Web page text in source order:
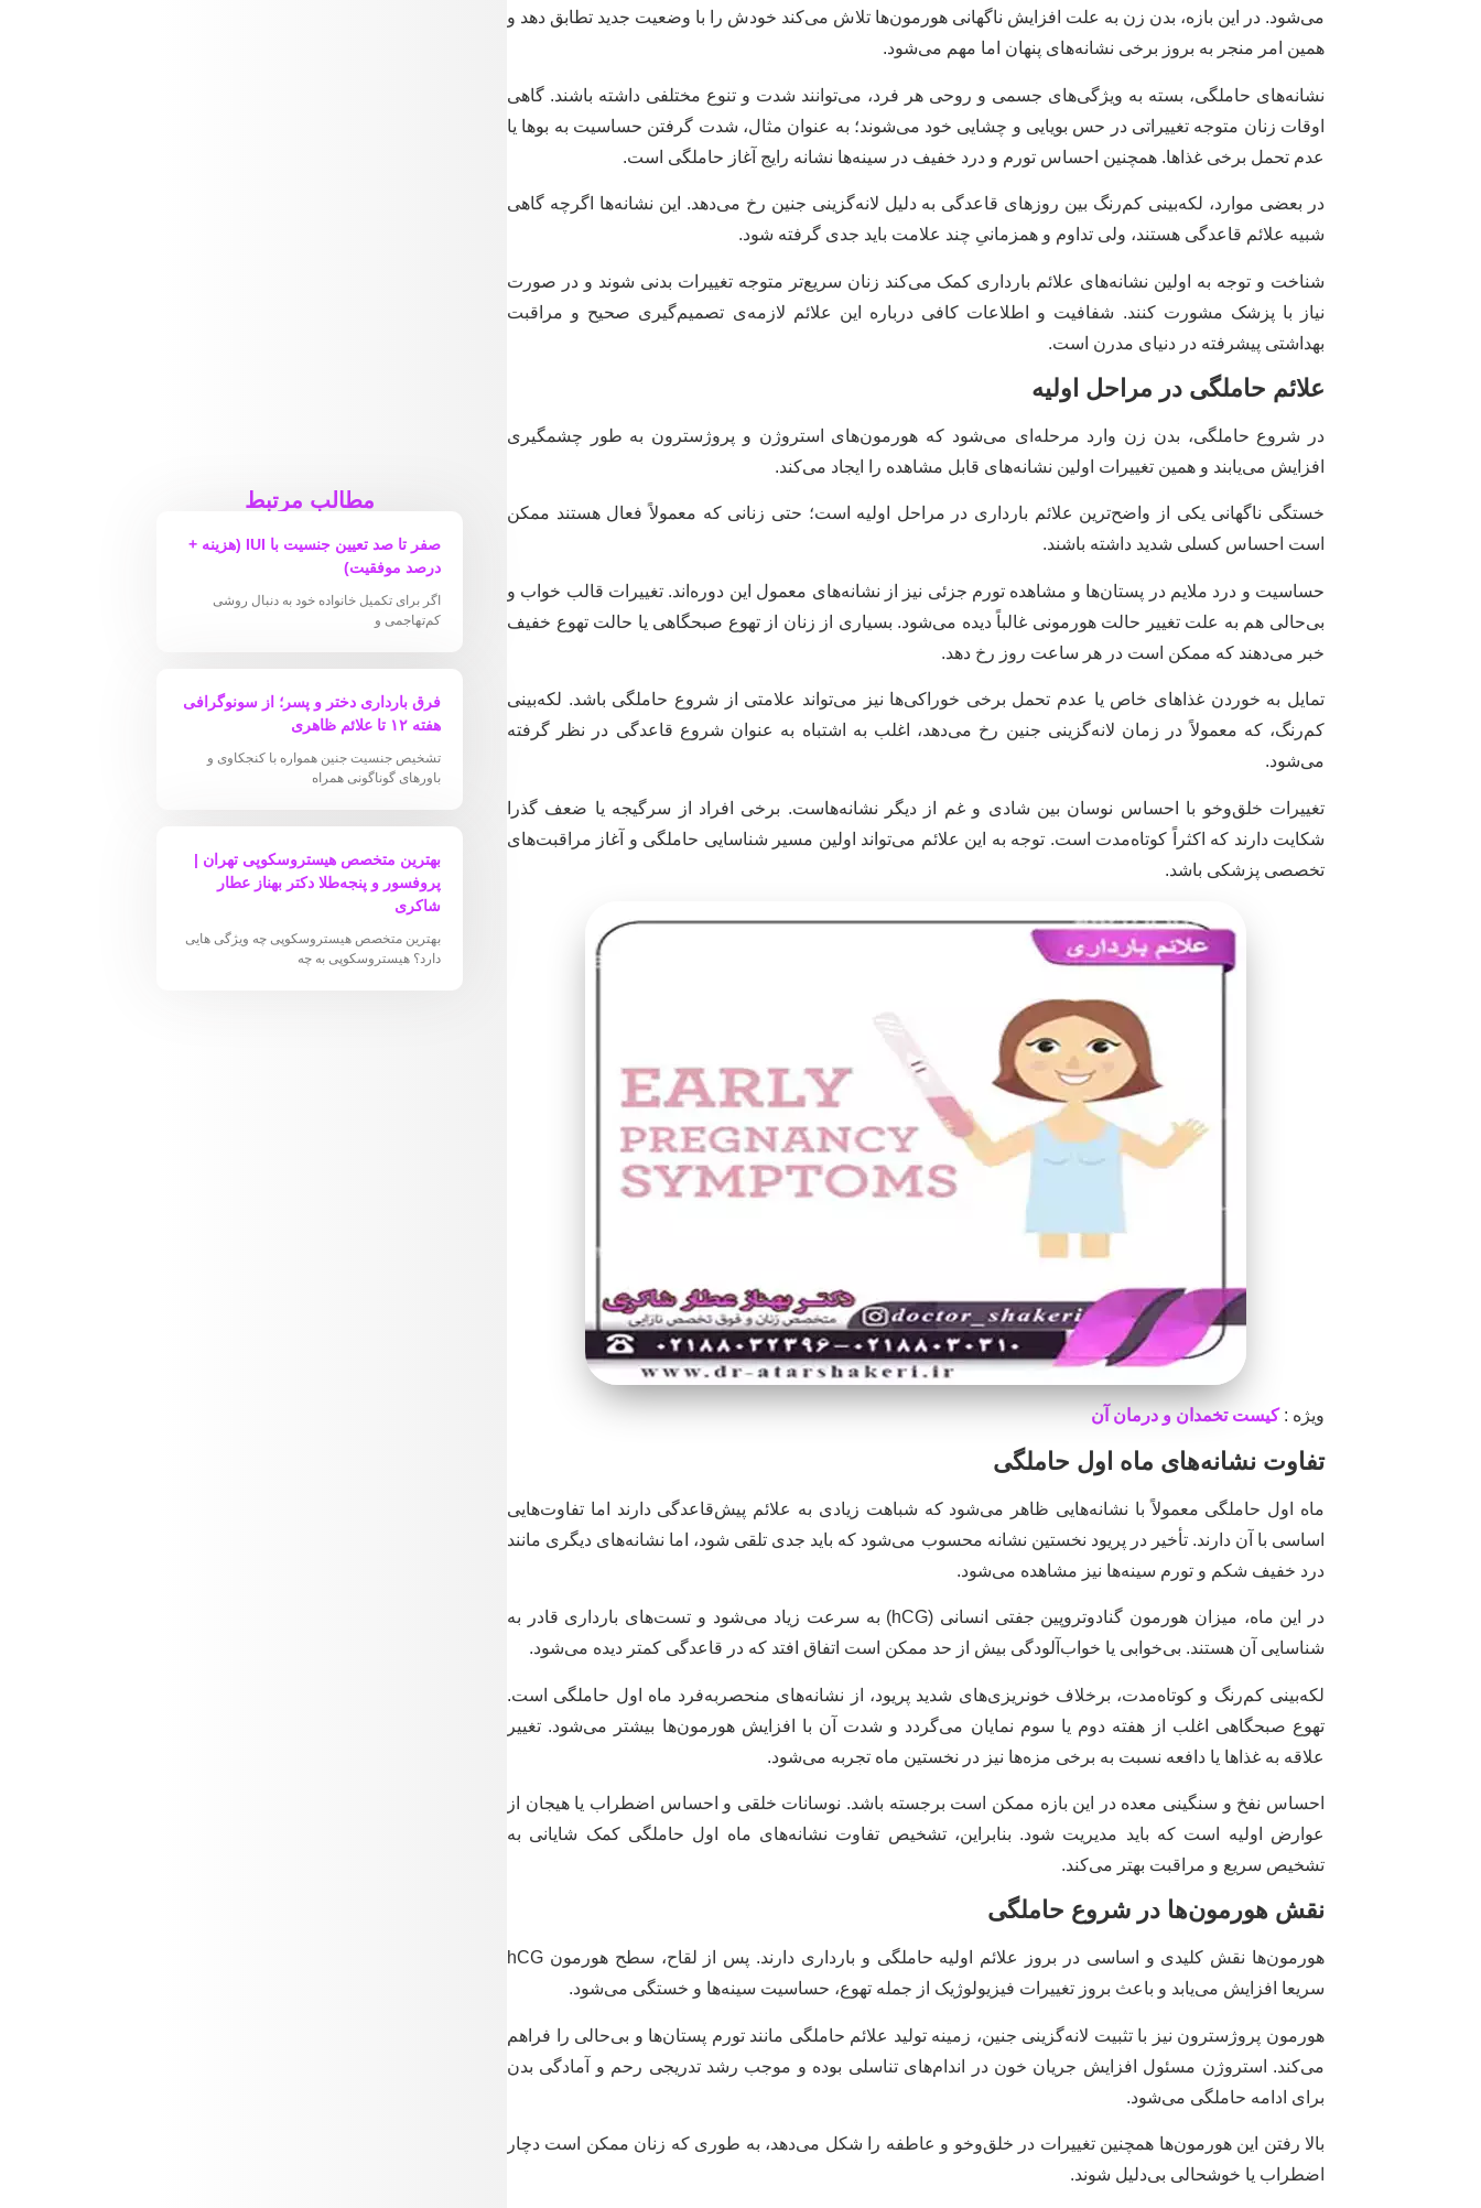
می‌شود. در این بازه، بدن زن به علت افزایش ناگهانی هورمون‌ها تلاش می‌کند خودش را با وضعیت جدید تطابق دهد و
همین امر منجر به بروز برخی نشانه‌های پنهان اما مهم می‌شود.
نشانه‌های حاملگی، بسته به ویژگی‌های جسمی و روحی هر فرد، می‌توانند شدت و تنوع مختلفی داشته باشند. گاهی
اوقات زنان متوجه تغییراتی در حس بویایی و چشایی خود می‌شوند؛ به عنوان مثال، شدت گرفتن حساسیت به بوها یا
عدم تحمل برخی غذاها. همچنین احساس تورم و درد خفیف در سینه‌ها نشانه رایج آغاز حاملگی است.
در بعضی موارد، لکه‌بینی کم‌رنگ بین روزهای قاعدگی به دلیل لانه‌گزینی جنین رخ می‌دهد. این نشانه‌ها اگرچه گاهی
شبیه علائم قاعدگی هستند، ولی تداوم و همزمانیِ چند علامت باید جدی گرفته شود.
شناخت و توجه به اولین نشانه‌های علائم بارداری کمک می‌کند زنان سریع‌تر متوجه تغییرات بدنی شوند و در صورت
نیاز با پزشک مشورت کنند. شفافیت و اطلاعات کافی درباره این علائم لازمه‌ی تصمیم‌گیری صحیح و مراقبت
بهداشتی پیشرفته در دنیای مدرن است.
علائم حاملگی در مراحل اولیه
در شروع حاملگی، بدن زن وارد مرحله‌ای می‌شود که هورمون‌های استروژن و پروژسترون به طور چشمگیری
افزایش می‌یابند و همین تغییرات اولین نشانه‌های قابل مشاهده را ایجاد می‌کند.
خستگی ناگهانی یکی از واضح‌ترین علائم بارداری در مراحل اولیه است؛ حتی زنانی که معمولاً فعال هستند ممکن
است احساس کسلی شدید داشته باشند.
حساسیت و درد ملایم در پستان‌ها و مشاهده تورم جزئی نیز از نشانه‌های معمول این دوره‌اند. تغییرات قالب خواب و
بی‌حالی هم به علت تغییر حالت هورمونی غالباً دیده می‌شود. بسیاری از زنان از تهوع صبحگاهی یا حالت تهوع خفیف
خبر می‌دهند که ممکن است در هر ساعت روز رخ دهد.
تمایل به خوردن غذاهای خاص یا عدم تحمل برخی خوراکی‌ها نیز می‌تواند علامتی از شروع حاملگی باشد. لکه‌بینی
کم‌رنگ، که معمولاً در زمان لانه‌گزینی جنین رخ می‌دهد، اغلب به اشتباه به عنوان شروع قاعدگی در نظر گرفته
می‌شود.
تغییرات خلق‌وخو با احساس نوسان بین شادی و غم از دیگر نشانه‌هاست. برخی افراد از سرگیجه یا ضعف گذرا
شکایت دارند که اکثراً کوتاه‌مدت است. توجه به این علائم می‌تواند اولین مسیر شناسایی حاملگی و آغاز مراقبت‌های
تخصصی پزشکی باشد.
ویژه :کیست تخمدان و درمان آن
تفاوت نشانه‌های ماه اول حاملگی
ماه اول حاملگی معمولاً با نشانه‌هایی ظاهر می‌شود که شباهت زیادی به علائم پیش‌قاعدگی دارند اما تفاوت‌هایی
اساسی با آن دارند. تأخیر در پریود نخستین نشانه محسوب می‌شود که باید جدی تلقی شود، اما نشانه‌های دیگری مانند
درد خفیف شکم و تورم سینه‌ها نیز مشاهده می‌شود.
در این ماه، میزان هورمون گنادوتروپین جفتی انسانی (hCG) به سرعت زیاد می‌شود و تست‌های بارداری قادر به
شناسایی آن هستند. بی‌خوابی یا خواب‌آلودگی بیش از حد ممکن است اتفاق افتد که در قاعدگی کمتر دیده می‌شود.
لکه‌بینی کم‌رنگ و کوتاه‌مدت، برخلاف خونریزی‌های شدید پریود، از نشانه‌های منحصر‌به‌فرد ماه اول حاملگی است.
تهوع صبحگاهی اغلب از هفته دوم یا سوم نمایان می‌گردد و شدت آن با افزایش هورمون‌ها بیشتر می‌شود. تغییر
علاقه به غذاها یا دافعه نسبت به برخی مزه‌ها نیز در نخستین ماه تجربه می‌شود.
احساس نفخ و سنگینی معده در این بازه ممکن است برجسته باشد. نوسانات خلقی و احساس اضطراب یا هیجان از
عوارض اولیه است که باید مدیریت شود. بنابراین، تشخیص تفاوت نشانه‌های ماه اول حاملگی کمک شایانی به
تشخیص سریع و مراقبت بهتر می‌کند.
نقش هورمون‌ها در شروع حاملگی
هورمون‌ها نقش کلیدی و اساسی در بروز علائم اولیه حاملگی و بارداری دارند. پس از لقاح، سطح هورمون hCG
سریعا افزایش می‌یابد و باعث بروز تغییرات فیزیولوژیک از جمله تهوع، حساسیت سینه‌ها و خستگی می‌شود.
هورمون پروژسترون نیز با تثبیت لانه‌گزینی جنین، زمینه تولید علائم حاملگی مانند تورم پستان‌ها و بی‌حالی را فراهم
می‌کند. استروژن مسئول افزایش جریان خون در اندام‌های تناسلی بوده و موجب رشد تدریجی رحم و آمادگی بدن
برای ادامه حاملگی می‌شود.
بالا رفتن این هورمون‌ها همچنین تغییرات در خلق‌وخو و عاطفه را شکل می‌دهد، به طوری که زنان ممکن است دچار
اضطراب یا خوشحالی بی‌دلیل شوند.
مطالب مرتبط
صفر تا صد تعیین جنسیت با IUI (هزینه +
درصد موفقیت)
اگر برای تکمیل خانواده خود به دنبال روشی
کم‌تهاجمی و
فرق بارداری دختر و پسر؛ از سونوگرافی
هفته ۱۲ تا علائم ظاهری
تشخیص جنسیت جنین همواره با کنجکاوی و
باورهای گوناگونی همراه
بهترین متخصص هیستروسکوپی تهران |
پروفسور و پنجه‌طلا دکتر بهناز عطار
شاکری
بهترین متخصص هیستروسکوپی چه ویژگی هایی
دارد؟ هیستروسکوپی به چه